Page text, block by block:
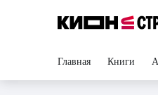
Главная Книги